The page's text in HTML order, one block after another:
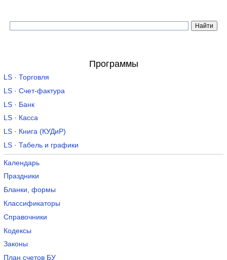
Программы
LS · Торговля
LS · Счет-фактура
LS · Банк
LS · Касса
LS · Книга (КУДиР)
LS · Табель и графики
Календарь
Праздники
Бланки, формы
Классификаторы
Справочники
Кодексы
Законы
План счетов БУ